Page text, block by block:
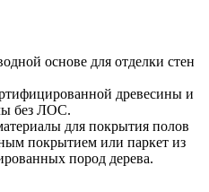
основе для отделки стен
древесины и
без ЛОС.
для покрытия полов
покрытием или паркет из
пород дерева.